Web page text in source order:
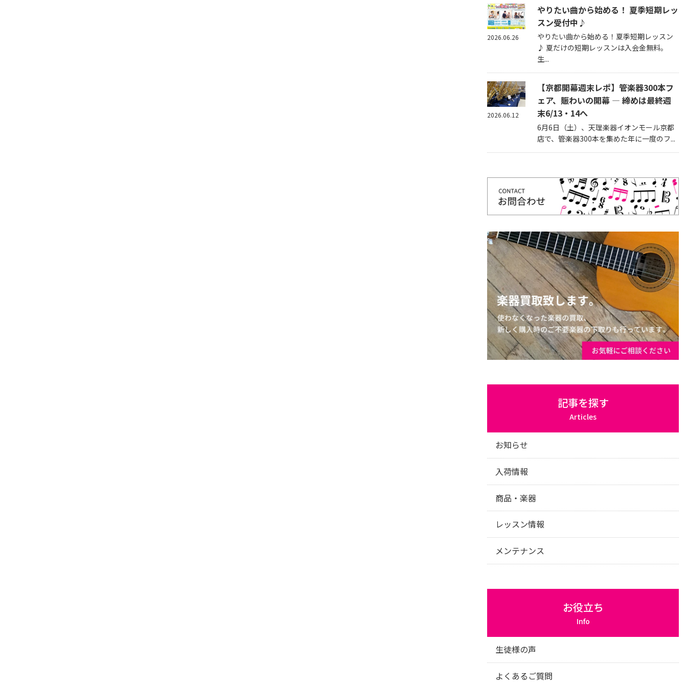
やりたい曲から始める！ 夏季短期レッ
スン受付中♪
やりたい曲から始める！夏季短期レッスン
♪ 夏だけの短期レッスンは入会金無料。
生...
2026.06.26
【京都開幕週末レポ】管楽器300本フ
ェア、賑わいの開幕 — 締めは最終週
末6/13・14へ
6月6日（土）、天理楽器イオンモール京都
店で、管楽器300本を集めた年に一度のフ...
2026.06.12
記事を探す
Articles
お知らせ
入荷情報
商品・楽器
レッスン情報
メンテナンス
お役立ち
Info
生徒様の声
よくあるご質問